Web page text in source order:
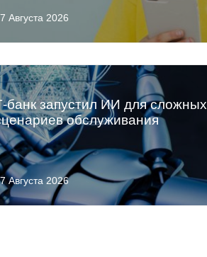
Августа 2026
Августа 2026
банк запустил ИИ для сложных
обслуживания